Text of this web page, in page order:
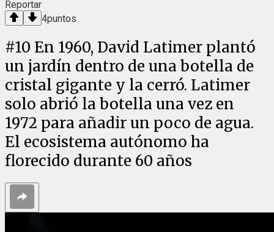
Reportar
4puntos
#10 En 1960, David Latimer plantó
un jardín dentro de una botella de
cristal gigante y la cerró. Latimer
solo abrió la botella una vez en
1972 para añadir un poco de agua.
El ecosistema autónomo ha
florecido durante 60 años